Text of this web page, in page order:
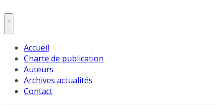
Accueil
Charte de publication
Auteurs
Archives actualités
Contact